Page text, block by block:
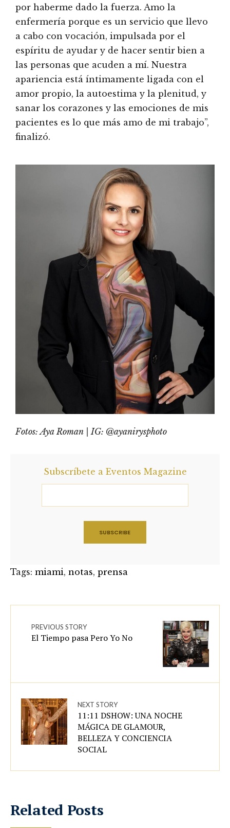
por haberme dado la fuerza. Amo la
enfermería porque es un servicio que llevo
a cabo con vocación, impulsada por el
espíritu de ayudar y de hacer sentir bien a
las personas que acuden a mí. Nuestra
apariencia está íntimamente ligada con el
amor propio, la autoestima y la plenitud, y
sanar los corazones y las emociones de mis
pacientes es lo que más amo de mi trabajo”,
finalizó.
Fotos: Aya Roman | IG: @ayanirysphoto
Subscríbete a Eventos Magazine
Tags: miami, notas, prensa
PREVIOUS STORY
El Tiempo pasa Pero Yo No
NEXT STORY
11:11 DSHOW: UNA NOCHE
MÁGICA DE GLAMOUR,
BELLEZA Y CONCIENCIA
SOCIAL
Related Posts